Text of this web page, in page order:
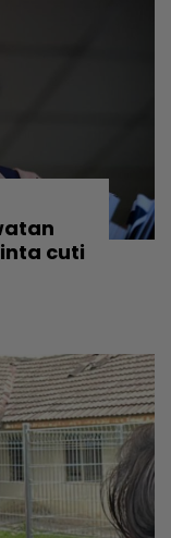
cuti